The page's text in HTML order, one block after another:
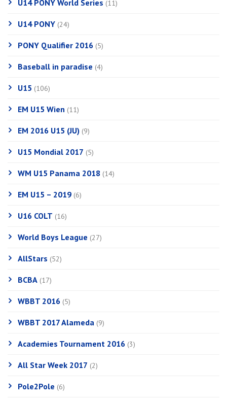
U14 PONY World Series (11)
U14 PONY (24)
PONY Qualifier 2016 (5)
Baseball in paradise (4)
U15 (106)
EM U15 Wien (11)
EM 2016 U15 (JU) (9)
U15 Mondial 2017 (5)
WM U15 Panama 2018 (14)
EM U15 – 2019 (6)
U16 COLT (16)
World Boys League (27)
AllStars (52)
BCBA (17)
WBBT 2016 (5)
WBBT 2017 Alameda (9)
Academies Tournament 2016 (3)
All Star Week 2017 (2)
Pole2Pole (6)